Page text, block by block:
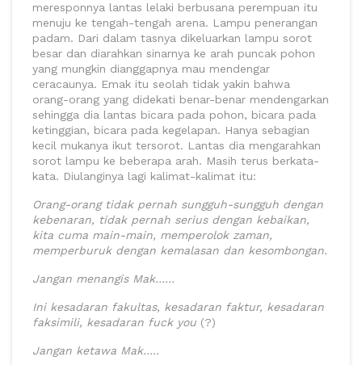
meresponnya lantas lelaki berbusana perempuan itu
menuju ke tengah-tengah arena. Lampu penerangan
padam. Dari dalam tasnya dikeluarkan lampu sorot
besar dan diarahkan sinarnya ke arah puncak pohon
yang mungkin dianggapnya mau mendengar
ceracaunya. Emak itu seolah tidak yakin bahwa
orang-orang yang didekati benar-benar mendengarkan
sehingga dia lantas bicara pada pohon, bicara pada
ketinggian, bicara pada kegelapan. Hanya sebagian
kecil mukanya ikut tersorot. Lantas dia mengarahkan
sorot lampu ke beberapa arah. Masih terus berkata-
kata. Diulanginya lagi kalimat-kalimat itu:
Orang-orang tidak pernah sungguh-sungguh dengan
kebenaran, tidak pernah serius dengan kebaikan,
kita cuma main-main, memperolok zaman,
memperburuk dengan kemalasan dan kesombongan.
Jangan menangis Mak……
Ini kesadaran fakultas, kesadaran faktur, kesadaran
faksimili, kesadaran fuck you (?)
Jangan ketawa Mak…..